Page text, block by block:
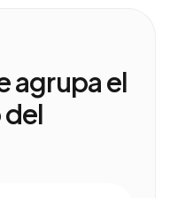
agrupa el